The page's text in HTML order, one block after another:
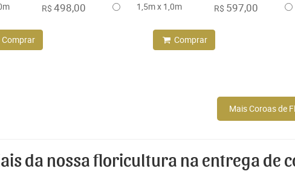
R$ 498,00
Comprar
1,5m x 1,0m R$ 597,00
Comprar
Mais Coroas de
da nossa floricultura na entrega de